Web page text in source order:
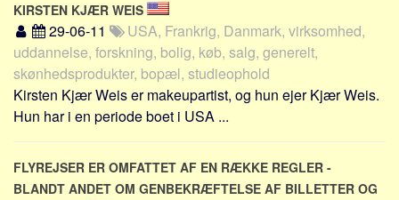
Statistik
Praktisk
Alle
Meta
Emner
Skribenter
KIRSTEN KJÆR WEIS
29-06-11
USA, Frankrig, Danmark, virksomhed,
uddannelse, forskning, bolig, køb, salg, generelt,
skønhedsprodukter, bopæl, studieophold
Kirsten Kjær Weis er makeupartist, og hun ejer Kjær Weis.
Hun har i en periode boet i USA ...
FLYREJSER ER OMFATTET AF EN RÆKKE REGLER -
BLANDT ANDET OM GENBEKRÆFTELSE AF BILLETTER OG